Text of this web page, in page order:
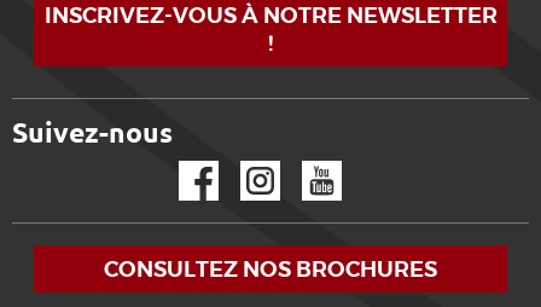
INSCRIVEZ-VOUS À NOTRE NEWSLETTER
!
Suivez-nous
CONSULTEZ NOS BROCHURES